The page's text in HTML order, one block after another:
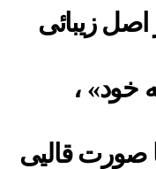
اصل زیبائی
خود» ،